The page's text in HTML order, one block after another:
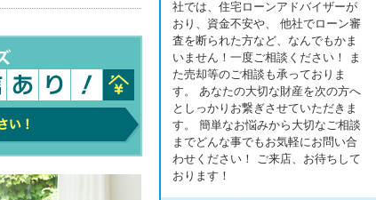
社では、住宅ローンアドバイザーが
おり、資金不安や、 他社でローン審
査を断られた方など、なんでもかま
いません！一度ご相談ください！ ま
た売却等のご相談も承っておりま
す。 あなたの大切な財産を次の方へ
としっかりお繋ぎさせていただきま
す。 簡単なお悩みから大切なご相談
までどんな事でもお気軽にお問い合
わせください！ ご来店、お待ちして
おります！